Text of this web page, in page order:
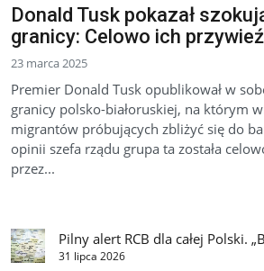
Donald Tusk pokazał
granicy: Celowo ich
23 marca 2025
Premier Donald Tusk opublikował w
granicy polsko-białoruskiej, na którym
migrantów próbujących zbliżyć się do
opinii szefa rządu grupa ta została
przez...
Pilny alert RCB dla całej Polski.
31 lipca 2026